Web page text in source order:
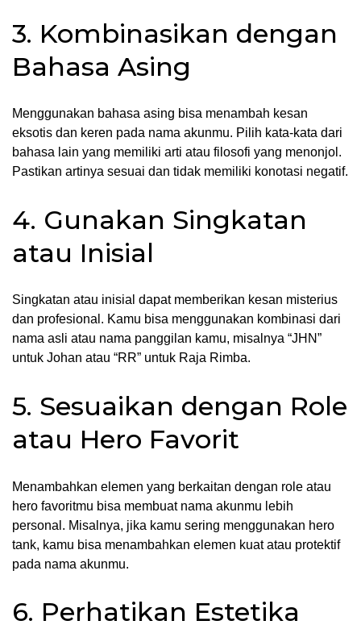
3. Kombinasikan dengan
Bahasa Asing
Menggunakan bahasa asing bisa menambah kesan
eksotis dan keren pada nama akunmu. Pilih kata-kata dari
bahasa lain yang memiliki arti atau filosofi yang menonjol.
Pastikan artinya sesuai dan tidak memiliki konotasi negatif.
4. Gunakan Singkatan
atau Inisial
Singkatan atau inisial dapat memberikan kesan misterius
dan profesional. Kamu bisa menggunakan kombinasi dari
nama asli atau nama panggilan kamu, misalnya “JHN”
untuk Johan atau “RR” untuk Raja Rimba.
5. Sesuaikan dengan Role
atau Hero Favorit
Menambahkan elemen yang berkaitan dengan role atau
hero favoritmu bisa membuat nama akunmu lebih
personal. Misalnya, jika kamu sering menggunakan hero
tank, kamu bisa menambahkan elemen kuat atau protektif
pada nama akunmu.
6. Perhatikan Estetika